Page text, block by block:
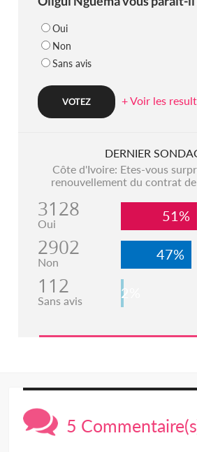
Oui
Non
Sans avis
+ Voir les
DERNIER
Côte d'Ivoire: Etes-vous
renouvellement du contrat de
3128
Oui 51%
2902
Non 47%
112
Sans avis 2%
5